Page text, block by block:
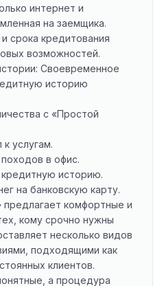
интернет и
на заемщика.
срока кредитования
возможностей.
Своевременное
историю
с «Простой
услугам.
в офис.
историю.
на банковскую карту.
комфортные и
кому срочно нужны
несколько видов
подходящими как
клиентов.
а процедура